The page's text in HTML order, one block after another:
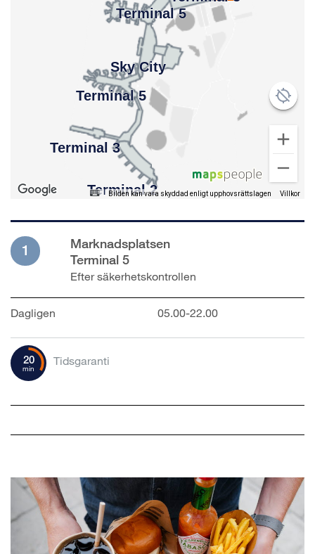
Bilden kan vara skyddad enligt upphovsrättslagen Villkor
1
Marknadsplatsen
Terminal 5
Efter säkerhetskontrollen
Dagligen 05.00-22.00
20
min
Tidsgaranti